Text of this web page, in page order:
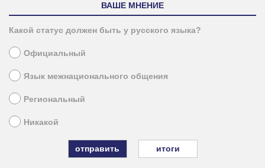
ВАШЕ МНЕНИЕ
Какой статус должен быть у русского языка?
Официальный
Язык межнационального общения
Региональный
Никакой
итоги